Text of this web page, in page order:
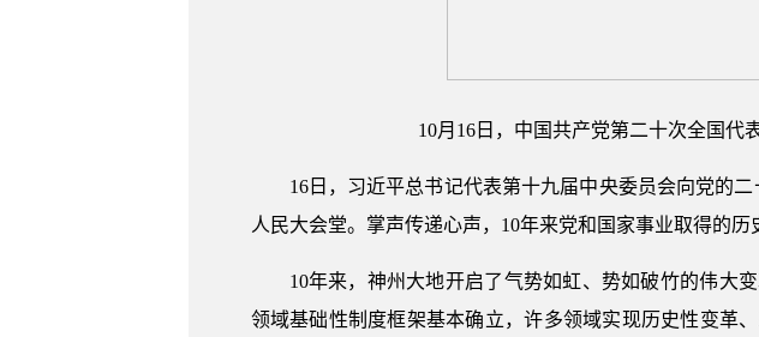
10月16日，中国共产党第二十次全国代
16日，习近平总书记代表第十九届中央委员会向党的
人民大会堂。掌声传递心声，10年来党和国家事业取得的
10年来，神州大地开启了气势如虹、势如破竹的伟大
领域基础性制度框架基本确立，许多领域实现历史性变革